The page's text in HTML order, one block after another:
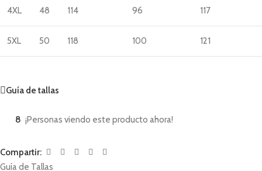
4XL 48 114 96 117
5XL 50 118 100 121
Guía de tallas
8 ¡Personas viendo este producto ahora!
Compartir:
Guía de Tallas